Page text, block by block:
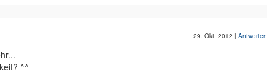
29. Okt. 2012 | Antworten
^^